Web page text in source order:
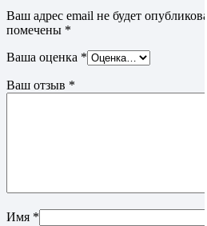
Ваш адрес email не будет
помечены *
Ваша оценка *
Ваш отзыв *
Имя *